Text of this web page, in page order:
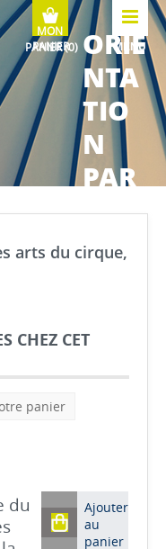
MENU
ORIE
NTA
TIO
N
PAR
COU
RS
arts du cirque,
CHEZ CET
panier
du
Ajouter
au
panier